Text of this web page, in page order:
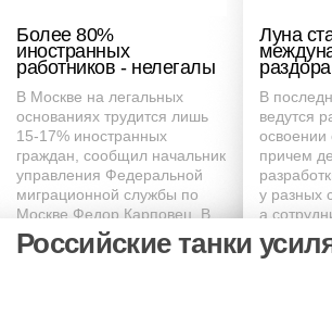
Более 80%
иностранных
работников - нелегалы
В Москве на легальных
основаниях трудится лишь
15-17% иностранных
граждан, сообщил начальник
управления Федеральной
миграционной службы по
Москве Федор Карповец. В
текущем году в Россию
въехал еще миллион
Луна
раздора
В
ведутся
освоении
причем
у разных
а
Российские танки